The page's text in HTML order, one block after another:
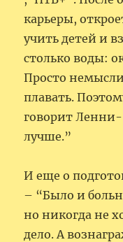
карьеры,
учить детей и
столько воды:
Просто
плавать.
говорит
лучше.”
И еще о
– “Было и
но никогда не
дело. А